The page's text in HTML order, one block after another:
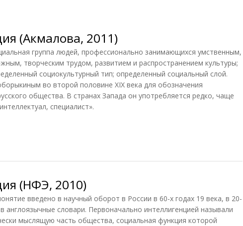
(Акмалова, 2011)
группа людей, профессионально занимающихся умственным,
творческим трудом, развитием и распространением культуры;
социокультурный тип; определенный социальный слой.
во второй половине XIX века для обозначения
общества. В странах Запада он употребляется редко, чаще
специалист».
(НФЭ, 2010)
введено в научный оборот в России в 60-х годах 19 века, в 20-
англоязычные словари. Первоначально интеллигенцией называли
мыслящую часть общества, социальная функция которой